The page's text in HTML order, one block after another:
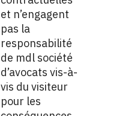
et n’engagent
pas la
responsabilité
de mdl société
d’avocats vis-à-
vis du visiteur
pour les